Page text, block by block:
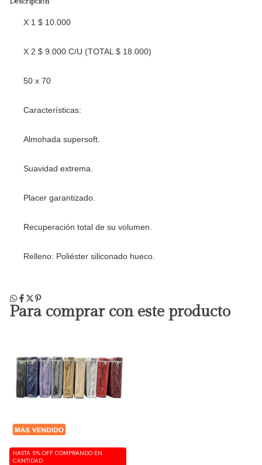
X 1 $ 10.000
X 2 $ 9.000 C/U (TOTAL $ 18.000)
50 x 70
Características:
Almohada supersoft.
Suavidad extrema.
Placer garantizado.
Recuperación total de su volumen.
Relleno: Poliéster siliconado hueco.
Para comprar con este producto
HASTA 5% OFF COMPRANDO EN
CANTIDAD